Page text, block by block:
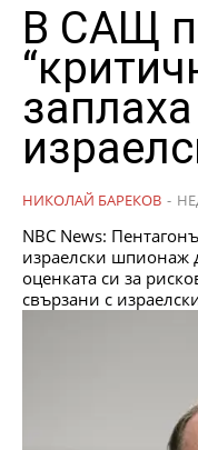
В САЩ
НИКОЛАЙ БАРЕКОВ -
NBC News:
израелски шпионаж до
оценката си за
свързани с